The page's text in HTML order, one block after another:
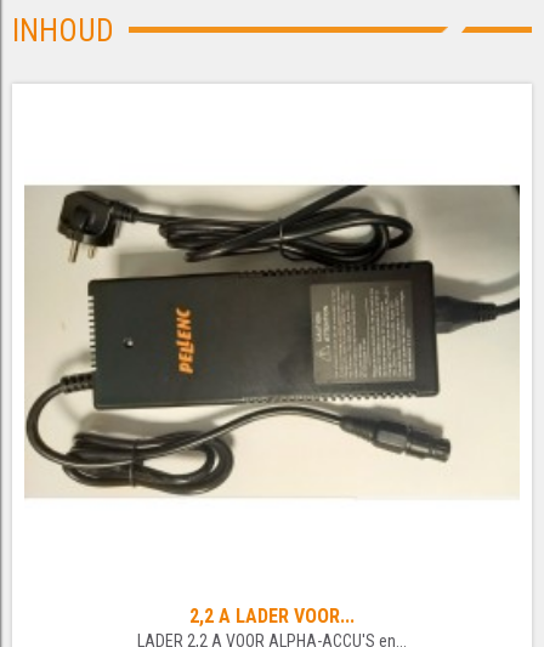
INHOUD
2,2 A LADER VOOR...
LADER 2,2 A VOOR ALPHA-ACCU'S en...